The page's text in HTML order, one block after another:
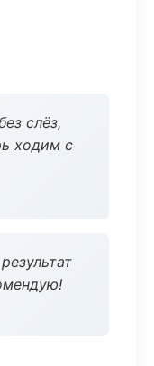
слёз,
ходим с